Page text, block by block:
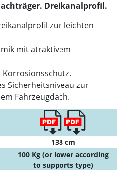
Dreikanalprofil.
zur leichten
mit atraktivem
Sicherheitsniveau zur
Fahrzeugdach.
138 cm
100 Kg (or lower according
to supports type)